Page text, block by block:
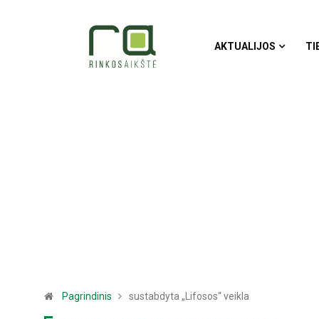
AKTUALIJOS
Pagrindinis sustabdyta „Lifosos“ veikla